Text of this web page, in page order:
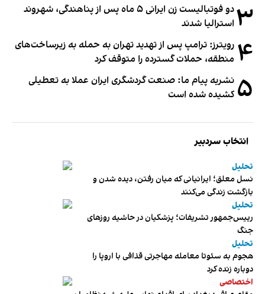
۳
دو فوتبالیست زن ایرانی ۵ ماه پس از پناهندگی، شهروند
استرالیا شدند
۴ رویترز: ترامپ پس از تهدید تهران به حمله به زیرساخت‌های
منطقه، حملات گسترده را متوقف کرد
۵ نشریه پیام ما: صنعت گردشگری ایران عملا به تعطیلی
کشیده شده است
انتخاب سردبیر
تحلیل
نسل معلق؛ ایرانیانی که میان رفتن، دیده شدن و
بازگشت زندگی می‌کنند
تحلیل
رییس‌جمهور تشریفات؛ پزشکیان در حاشیه روزهای
جنگ
تحلیل
هجوم به سئوتا معامله مهاجرتی قذافی با اروپا را
دوباره زنده کرد
اختصاصی